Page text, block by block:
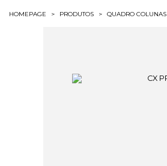
HOMEPAGE > PRODUTOS > QUADRO COLUNAS